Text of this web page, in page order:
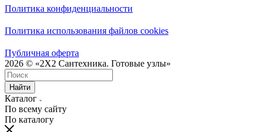
Политика конфиденциальности
Политика использования файлов cookies
Публичная оферта
2026 © «2X2 Сантехника. Готовые узлы»
Найти
Каталог
По всему сайту
По каталогу